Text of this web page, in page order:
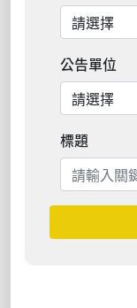
公告單位
標題
搜尋